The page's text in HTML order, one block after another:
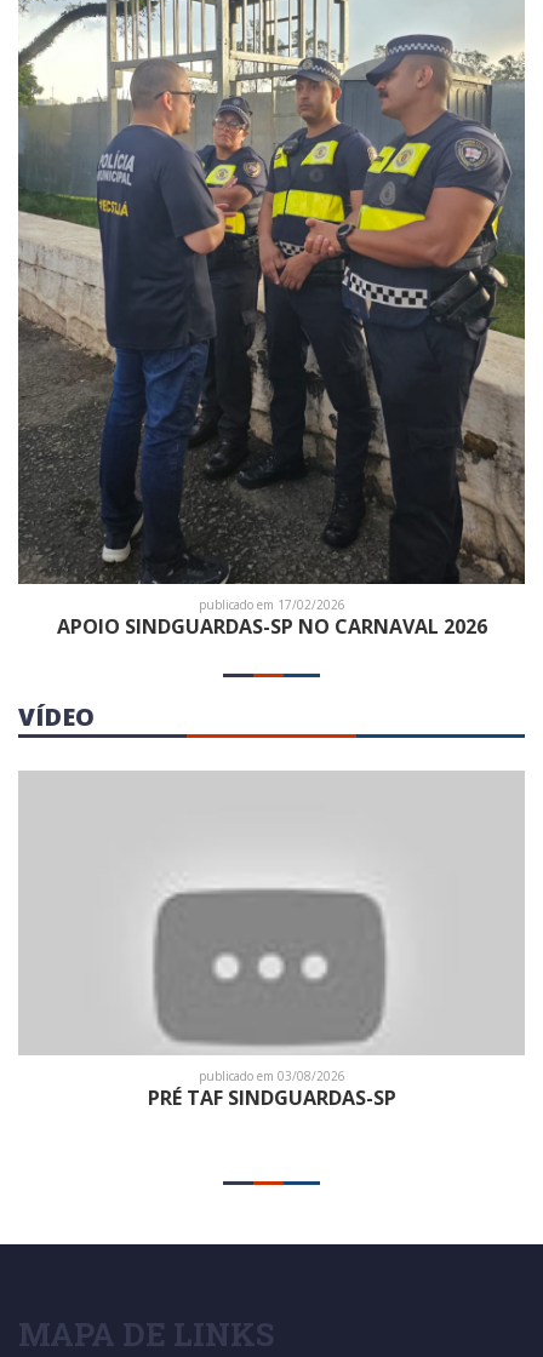
publicado em 17/02/2026
APOIO SINDGUARDAS-SP NO CARNAVAL 2026
VÍDEO
publicado em 03/08/2026
PRÉ TAF SINDGUARDAS-SP
MAPA DE LINKS